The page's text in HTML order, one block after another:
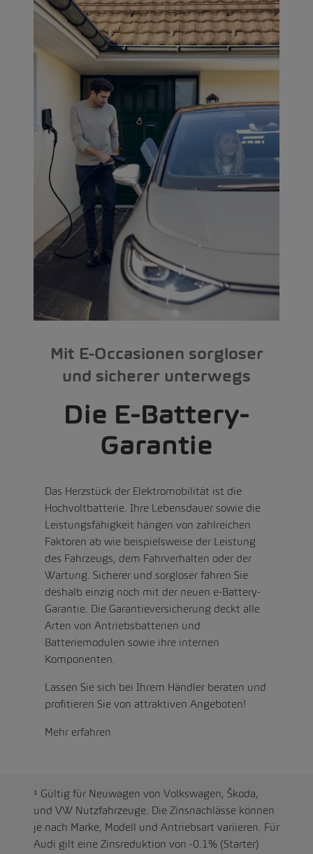
Mit E-Occasionen sorgloser
und sicherer unterwegs
Die E-Battery-
Garantie
Das Herzstück der Elektromobilität ist die
Hochvoltbatterie. Ihre Lebensdauer sowie die
Leistungsfähigkeit hängen von zahlreichen
Faktoren ab wie beispielsweise der Leistung
des Fahrzeugs, dem Fahrverhalten oder der
Wartung. Sicherer und sorgloser fahren Sie
deshalb einzig noch mit der neuen e-Battery-
Garantie. Die Garantieversicherung deckt alle
Arten von Antriebsbatterien und
Batteriemodulen sowie ihre internen
Komponenten.
Lassen Sie sich bei Ihrem Händler beraten und
profitieren Sie von attraktiven Angeboten!
Mehr erfahren
¹ Gültig für Neuwagen von Volkswagen, Škoda,
und VW Nutzfahrzeuge. Die Zinsnachlässe können
je nach Marke, Modell und Antriebsart variieren. Für
Audi gilt eine Zinsreduktion von -0.1% (Starter)